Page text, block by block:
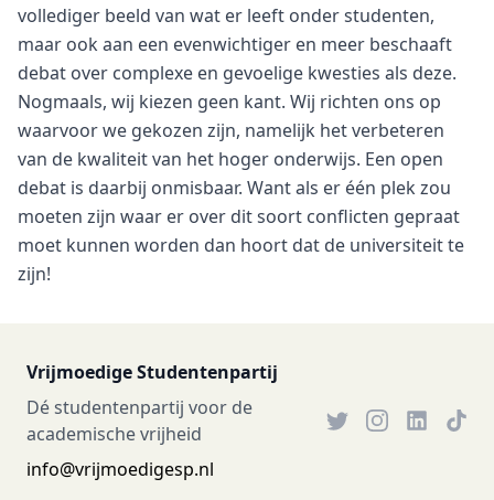
vollediger beeld van wat er leeft onder studenten,
maar ook aan een evenwichtiger en meer beschaaft
debat over complexe en gevoelige kwesties als deze.
Nogmaals, wij kiezen geen kant. Wij richten ons op
waarvoor we gekozen zijn, namelijk het verbeteren
van de kwaliteit van het hoger onderwijs. Een open
debat is daarbij onmisbaar. Want als er één plek zou
moeten zijn waar er over dit soort conflicten gepraat
moet kunnen worden dan hoort dat de universiteit te
zijn!
Vrijmoedige Studentenpartij
Dé studentenpartij voor de
academische vrijheid
info@vrijmoedigesp.nl